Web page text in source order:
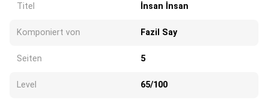
Titel İnsan İnsan
Komponiert von Fazil Say
Seiten 5
Level 65/100